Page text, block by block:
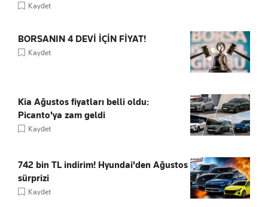
Kaydet
BORSANIN 4 DEVİ İÇİN FİYAT!
Kaydet
Kia Ağustos fiyatları belli oldu:
Picanto'ya zam geldi
Kaydet
742 bin TL indirim! Hyundai'den Ağustos
sürprizi
Kaydet